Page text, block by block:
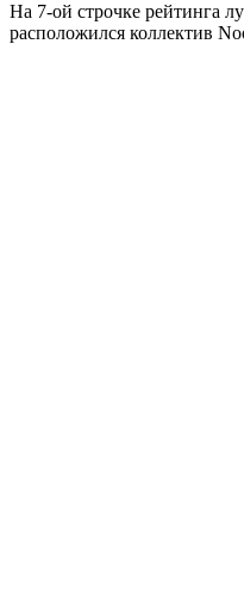
На 7-ой строчке рейтинга
расположился коллектив